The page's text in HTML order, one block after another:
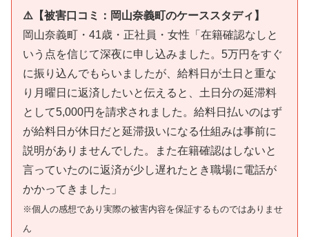
⚠️【被害口コミ：岡山奈義町のケーススタディ】
岡山奈義町・41歳・正社員・女性「在籍確認なしと
いう点を信じて深夜に申し込みました。5万円をすぐ
に振り込んでもらいましたが、給料日が土日と重な
り月曜日に返済したいと伝えると、土日分の延滞料
として5,000円を請求されました。給料日払いのはず
が給料日が休日だと延滞扱いになる仕組みは事前に
説明がありませんでした。また在籍確認はしないと
言っていたのに返済が少し遅れたとき職場に電話が
かかってきました」
※個人の感想であり実際の被害内容を保証するものではありませ
ん